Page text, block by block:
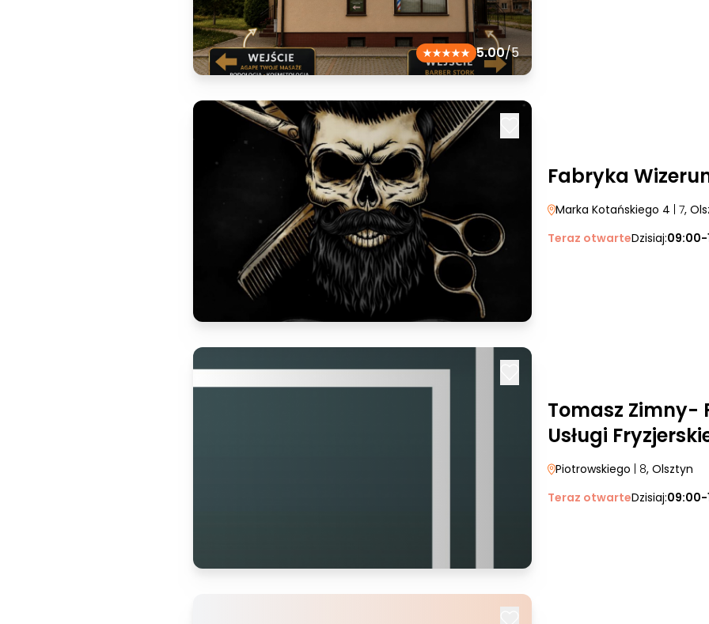
5.00/5
Fabryka
Marka Kotańskiego 4 | 7,
Teraz otwarteDzisiaj:09:00-
Tomasz Zimny-
Usługi
Piotrowskiego | 8, Olsztyn
Teraz otwarteDzisiaj:09:00-